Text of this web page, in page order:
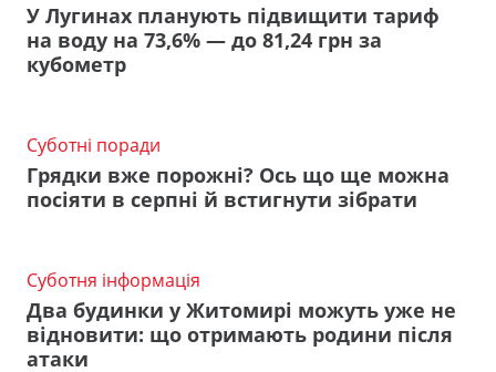
У Лугинах планують підвищити тариф
на воду на 73,6% — до 81,24 грн за
кубометр
Суботні поради
Грядки вже порожні? Ось що ще можна
посіяти в серпні й встигнути зібрати
Суботня інформація
Два будинки у Житомирі можуть уже не
відновити: що отримають родини після
атаки